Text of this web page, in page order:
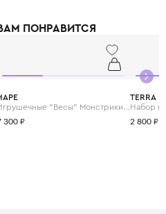
ПОНРАВИТСЯ
Игрушечные "Весы" Монстрики с брошюрой примеров на сложение и состав числа
300 ₽
TERRA
2 800 ₽